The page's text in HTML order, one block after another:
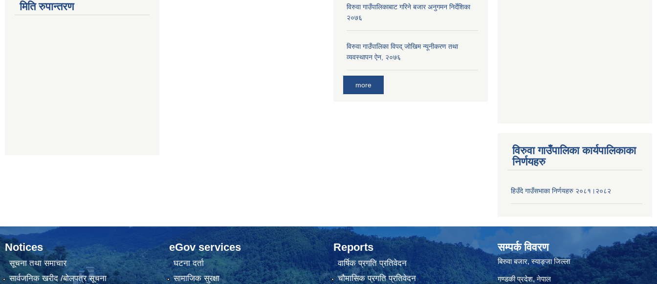
मिति रुपान्तरण
विरुवा गाउँपालिकाबाट गरिने बजार अनुगमन निर्देशिका
२०७६
विरुवा गाउँपालिका विपद् जोखिम न्यूनीकरण तथा
व्यवस्थापन ऐन, २०७६
more
विरुवा गाउँपालिका कार्यपालिकाका
निर्णयहरु
हिउँदे गाउँसभाका निर्णयहरु २०८१।२०८२
Notices
सूचना तथा समाचार
सार्वजनिक खरीद /बोलपत्र सूचना
eGov services
घटना दर्ता
सामाजिक सुरक्षा
Reports
वार्षिक प्रगति प्रतिवेदन
चौमासिक प्रगति प्रतिवेदन
सम्पर्क विवरण
बिरुवा बजार, स्याङ्जा जिल्ला
गण्डकी प्रदेश, नेपाल